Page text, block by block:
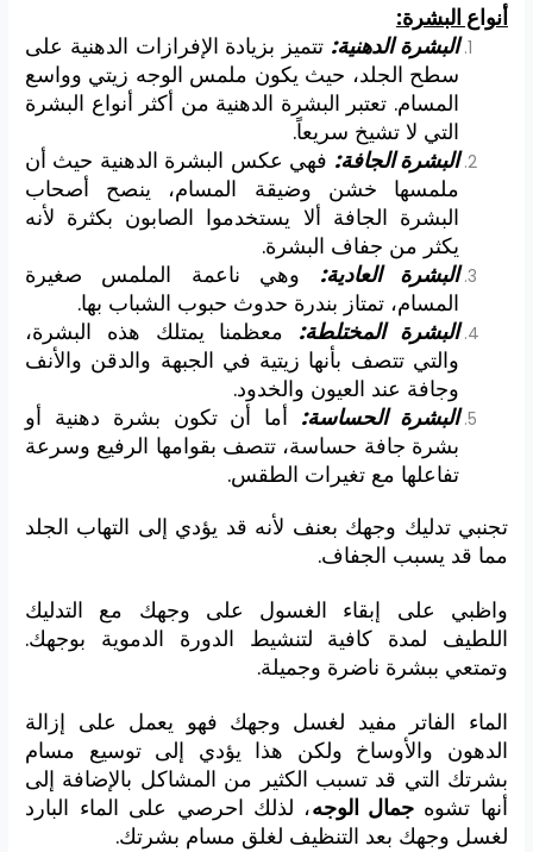
أنواع البشرة:
البشرة الدهنية: تتميز بزيادة الإفرازات الدهنية على
سطح الجلد، حيث يكون ملمس الوجه زيتي وواسع
المسام. تعتبر البشرة الدهنية من أكثر أنواع البشرة
التي لا تشيخ سريعاً.
البشرة الجافة: فهي عكس البشرة الدهنية حيث أن
ملمسها خشن وضيقة المسام، ينصح أصحاب
البشرة الجافة ألا يستخدموا الصابون بكثرة لأنه
يكثر من جفاف البشرة.
البشرة العادية: وهي ناعمة الملمس صغيرة
المسام، تمتاز بندرة حدوث حبوب الشباب بها.
البشرة المختلطة: معظمنا يمتلك هذه البشرة،
والتي تتصف بأنها زيتية في الجبهة والدقن والأنف
وجافة عند العيون والخدود.
البشرة الحساسة: أما أن تكون بشرة دهنية أو
بشرة جافة حساسة، تتصف بقوامها الرفيع وسرعة
تفاعلها مع تغيرات الطقس.
تجنبي تدليك وجهك بعنف لأنه قد يؤدي إلى التهاب الجلد
مما قد يسبب الجفاف.
واظبي على إبقاء الغسول على وجهك مع التدليك
اللطيف لمدة كافية لتنشيط الدورة الدموية بوجهك.
وتمتعي ببشرة ناضرة وجميلة.
الماء الفاتر مفيد لغسل وجهك فهو يعمل على إزالة
الدهون والأوساخ ولكن هذا يؤدي إلى توسيع مسام
بشرتك التي قد تسبب الكثير من المشاكل بالإضافة إلى
أنها تشوه جمال الوجه، لذلك احرصي على الماء البارد
لغسل وجهك بعد التنظيف لغلق مسام بشرتك.